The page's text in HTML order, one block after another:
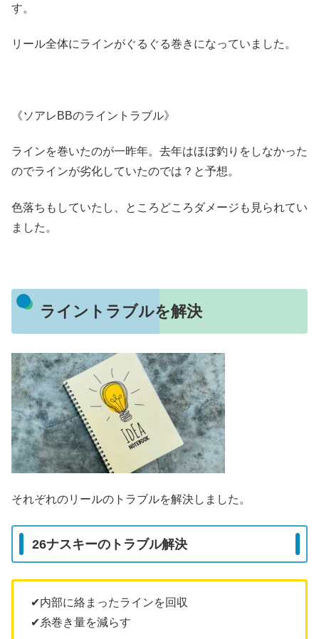
す。
リール全体にラインがぐるぐる巻きになっていました。
《ソアレBBのライントラブル》
ラインを巻いたのが一昨年。去年はほぼ釣りをしなかった
のでラインが劣化していたのでは？と予想。
色落ちもしていたし、ところどころダメージも見られてい
ました。
ライントラブルを解決
それぞれのリールのトラブルを解決しました。
26ナスキーのトラブル解決
✔︎内部に絡まったラインを回収
✔︎糸巻き量を減らす